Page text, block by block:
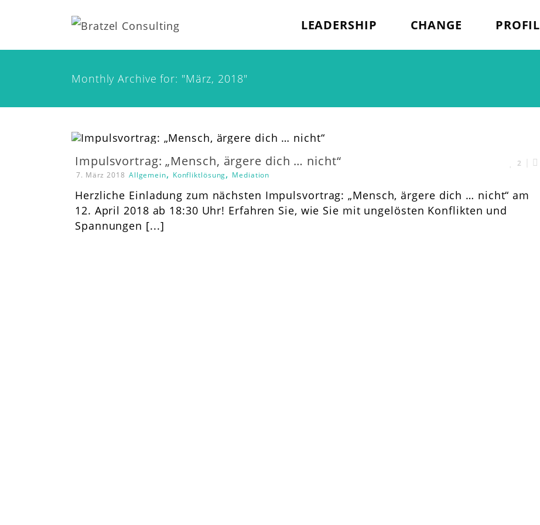
LEADERSHIP CHANGE PROFIL
Monthly Archive for: "März, 2018"
Impulsvortrag: „Mensch, ärgere dich … nicht“
2
7. März 2018 Allgemein, Konfliktlösung, Mediation
Herzliche Einladung zum nächsten Impulsvortrag: „Mensch, ärgere dich … nicht“ am
12. April 2018 ab 18:30 Uhr! Erfahren Sie, wie Sie mit ungelösten Konflikten und
Spannungen [...]